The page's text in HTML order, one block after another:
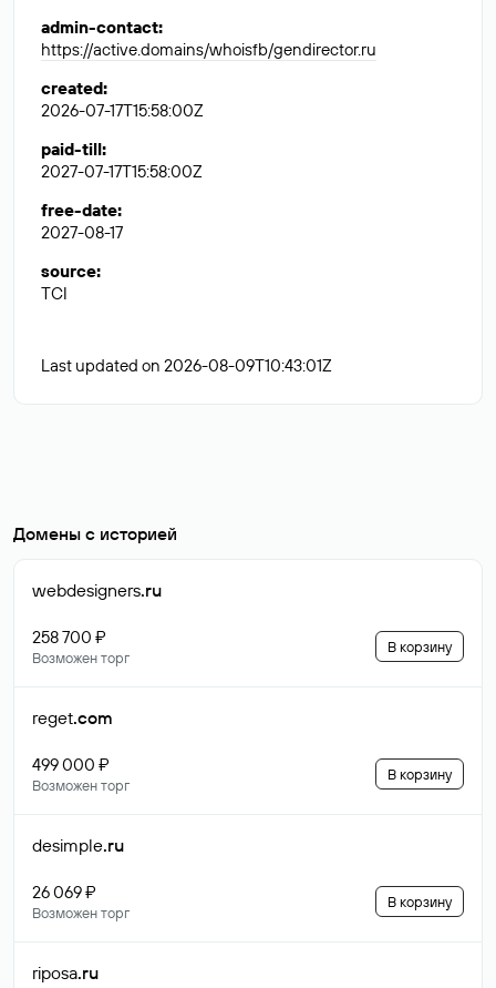
admin-contact:
https://active.domains/whoisfb/gendirector.ru
created:
2026-07-17T15:58:00Z
paid-till:
2027-07-17T15:58:00Z
free-date:
2027-08-17
source:
TCI
Last updated on 2026-08-09T10:43:01Z
Домены с историей
webdesigners.ru
258 700 ₽
Возможен торг
В корзину
reget.com
499 000 ₽
Возможен торг
В корзину
desimple.ru
26 069 ₽
Возможен торг
В корзину
riposa.ru